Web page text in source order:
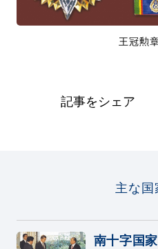
王冠勲
記事をシェア
主な国
南十字国